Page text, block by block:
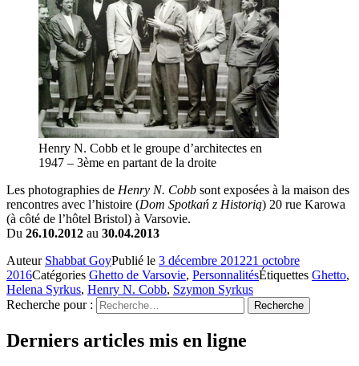
Henry N. Cobb et le groupe d’architectes en
1947 – 3ème en partant de la droite
Les photographies de Henry N. Cobb sont exposées à la maison des
rencontres avec l’histoire (Dom Spotkań z Historią) 20 rue Karowa
(à côté de l’hôtel Bristol) à Varsovie.
Du 26.10.2012 au 30.04.2013
Auteur Shabbat GoyPublié le 3 décembre 201221 octobre
2016Catégories Ghetto de Varsovie, PersonnalitésÉtiquettes Ghetto,
Helena Syrkus, Henry N. Cobb, Szymon Syrkus
Recherche pour :
Recherche
Derniers articles mis en ligne